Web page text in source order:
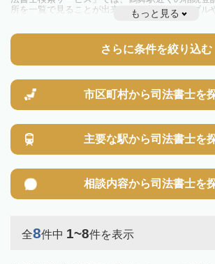
所を一覧で見ることが出来ます。相続のトラブル
方は一度近隣の司法書士に相談してみましょう。
不動産を相続した場合、相続を知った日から3年以
10万円以下の過料が科せられるため、速やかな手
化前の相続も対象となるため注意しましょう。
す。その他の相続手続きも任せることが可能です
また、義務化に伴い、相続人申告登記制度が創設
の話し合いがまとまらず登記できない場合は、こ
もっと見る
さらに条件を絞り込む
市区町村から司法書士を
主要な駅から司法書士を
相談内容から司法書士を
全8件中 1~8件を表示